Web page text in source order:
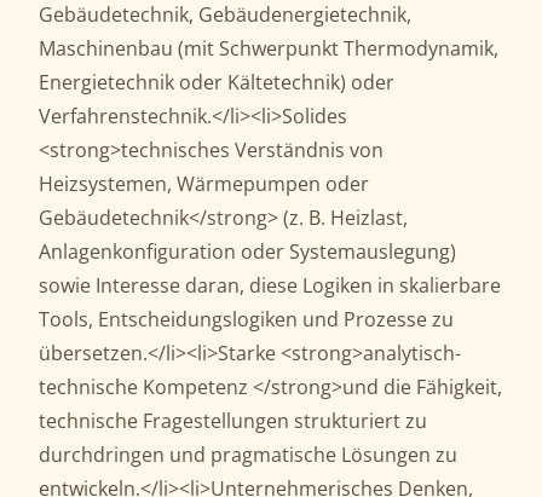
Gebäudetechnik, Gebäudenergietechnik,
Maschinenbau (mit Schwerpunkt Thermodynamik,
Energietechnik oder Kältetechnik) oder
Verfahrenstechnik.</li><li>Solides
<strong>technisches Verständnis von
Heizsystemen, Wärmepumpen oder
Gebäudetechnik</strong> (z. B. Heizlast,
Anlagenkonfiguration oder Systemauslegung)
sowie Interesse daran, diese Logiken in skalierbare
Tools, Entscheidungslogiken und Prozesse zu
übersetzen.</li><li>Starke <strong>analytisch-
technische Kompetenz </strong>und die Fähigkeit,
technische Fragestellungen strukturiert zu
durchdringen und pragmatische Lösungen zu
entwickeln.</li><li>Unternehmerisches Denken,